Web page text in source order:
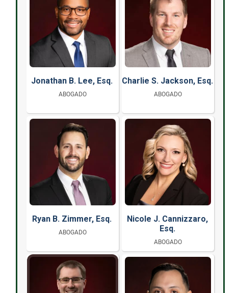
Jonathan B. Lee, Esq.
ABOGADO
Charlie S. Jackson, Esq.
ABOGADO
Ryan B. Zimmer, Esq.
ABOGADO
Nicole J. Cannizzaro,
Esq.
ABOGADO